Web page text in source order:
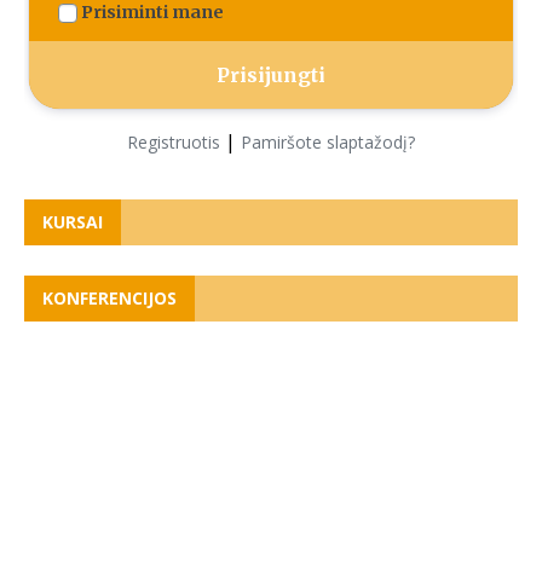
Prisiminti mane
Registruotis | Pamiršote slaptažodį?
KURSAI
KONFERENCIJOS